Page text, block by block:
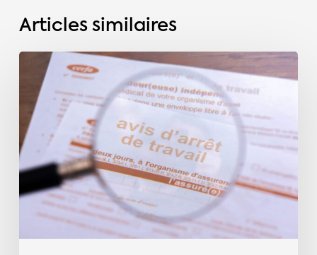
Articles similaires
durée
des
arrêts
de
travail
sera
plafonnée